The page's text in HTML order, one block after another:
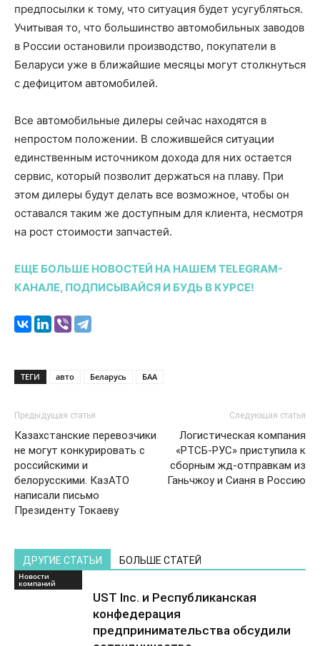
предпосылки к тому, что ситуация будет усугубляться.
Учитывая то, что большинство автомобильных заводов
в России остановили производство, покупатели в
Беларуси уже в ближайшие месяцы могут столкнуться
с дефицитом автомобилей.
Все автомобильные дилеры сейчас находятся в
непростом положении. В сложившейся ситуации
единственным источником дохода для них остается
сервис, который позволит держаться на плаву. При
этом дилеры будут делать все возможное, чтобы он
оставался таким же доступным для клиента, несмотря
на рост стоимости запчастей.
ЕЩЕ БОЛЬШЕ НОВОСТЕЙ НА НАШЕМ TELEGRAM-
КАНАЛЕ, ПОДПИСЫВАЙСЯ И БУДЬ В КУРСЕ!
ТЕГИ авто Беларусь БАА
Предыдущая статья
Казахстанские перевозчики
не могут конкурировать с
российскими и
белорусскими. КазАТО
написали письмо
Президенту Токаеву
Следующая статья
Логистическая компания
«РТСБ-РУС» приступила к
сборным жд-отправкам из
Ганьчжоу и Сианя в Россию
ДРУГИЕ СТАТЬИ БОЛЬШЕ СТАТЕЙ
Новости
компаний
UST Inc. и Республиканская
конфедерация
предпринимательства обсудили